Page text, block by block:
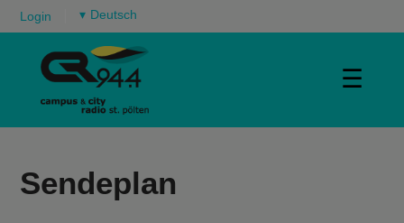
Login ▾
☰
Sendeplan